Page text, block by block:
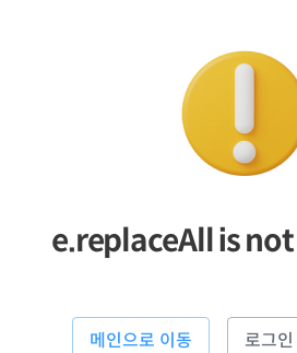
e.replaceAll is
메인으로 이동 로그